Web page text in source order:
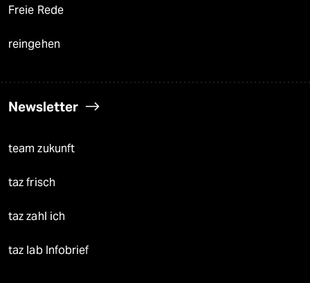
Freie Rede
reingehen
Newsletter
team zukunft
taz frisch
taz zahl ich
taz lab Infobrief